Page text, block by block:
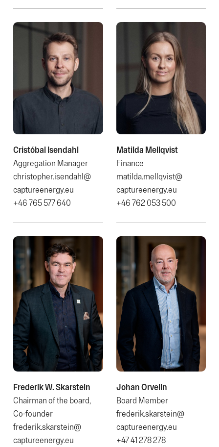
Cristóbal Isendahl
Aggregation Manager
christopher.isendahl@​
captureenergy.eu
+46 765 577 640
Matilda Mellqvist
Finance
matilda.mellqvist@​
captureenergy.eu
+46 762 053 500
Frederik W. Skarstein
Chairman of the board,
Co-founder
frederik.skarstein@​
captureenergy.eu
Johan Orvelin
Board Member
frederik.skarstein@​
captureenergy.eu
+47 41 278 278